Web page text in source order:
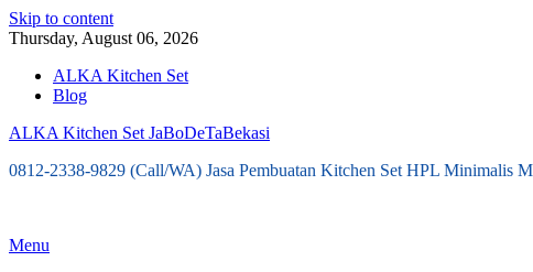
Skip to content
Thursday, August 06, 2026
ALKA Kitchen Set
Blog
ALKA Kitchen Set JaBoDeTaBekasi
0812-2338-9829 (Call/WA) Jasa Pembuatan Kitchen Set HPL Minimalis
Menu